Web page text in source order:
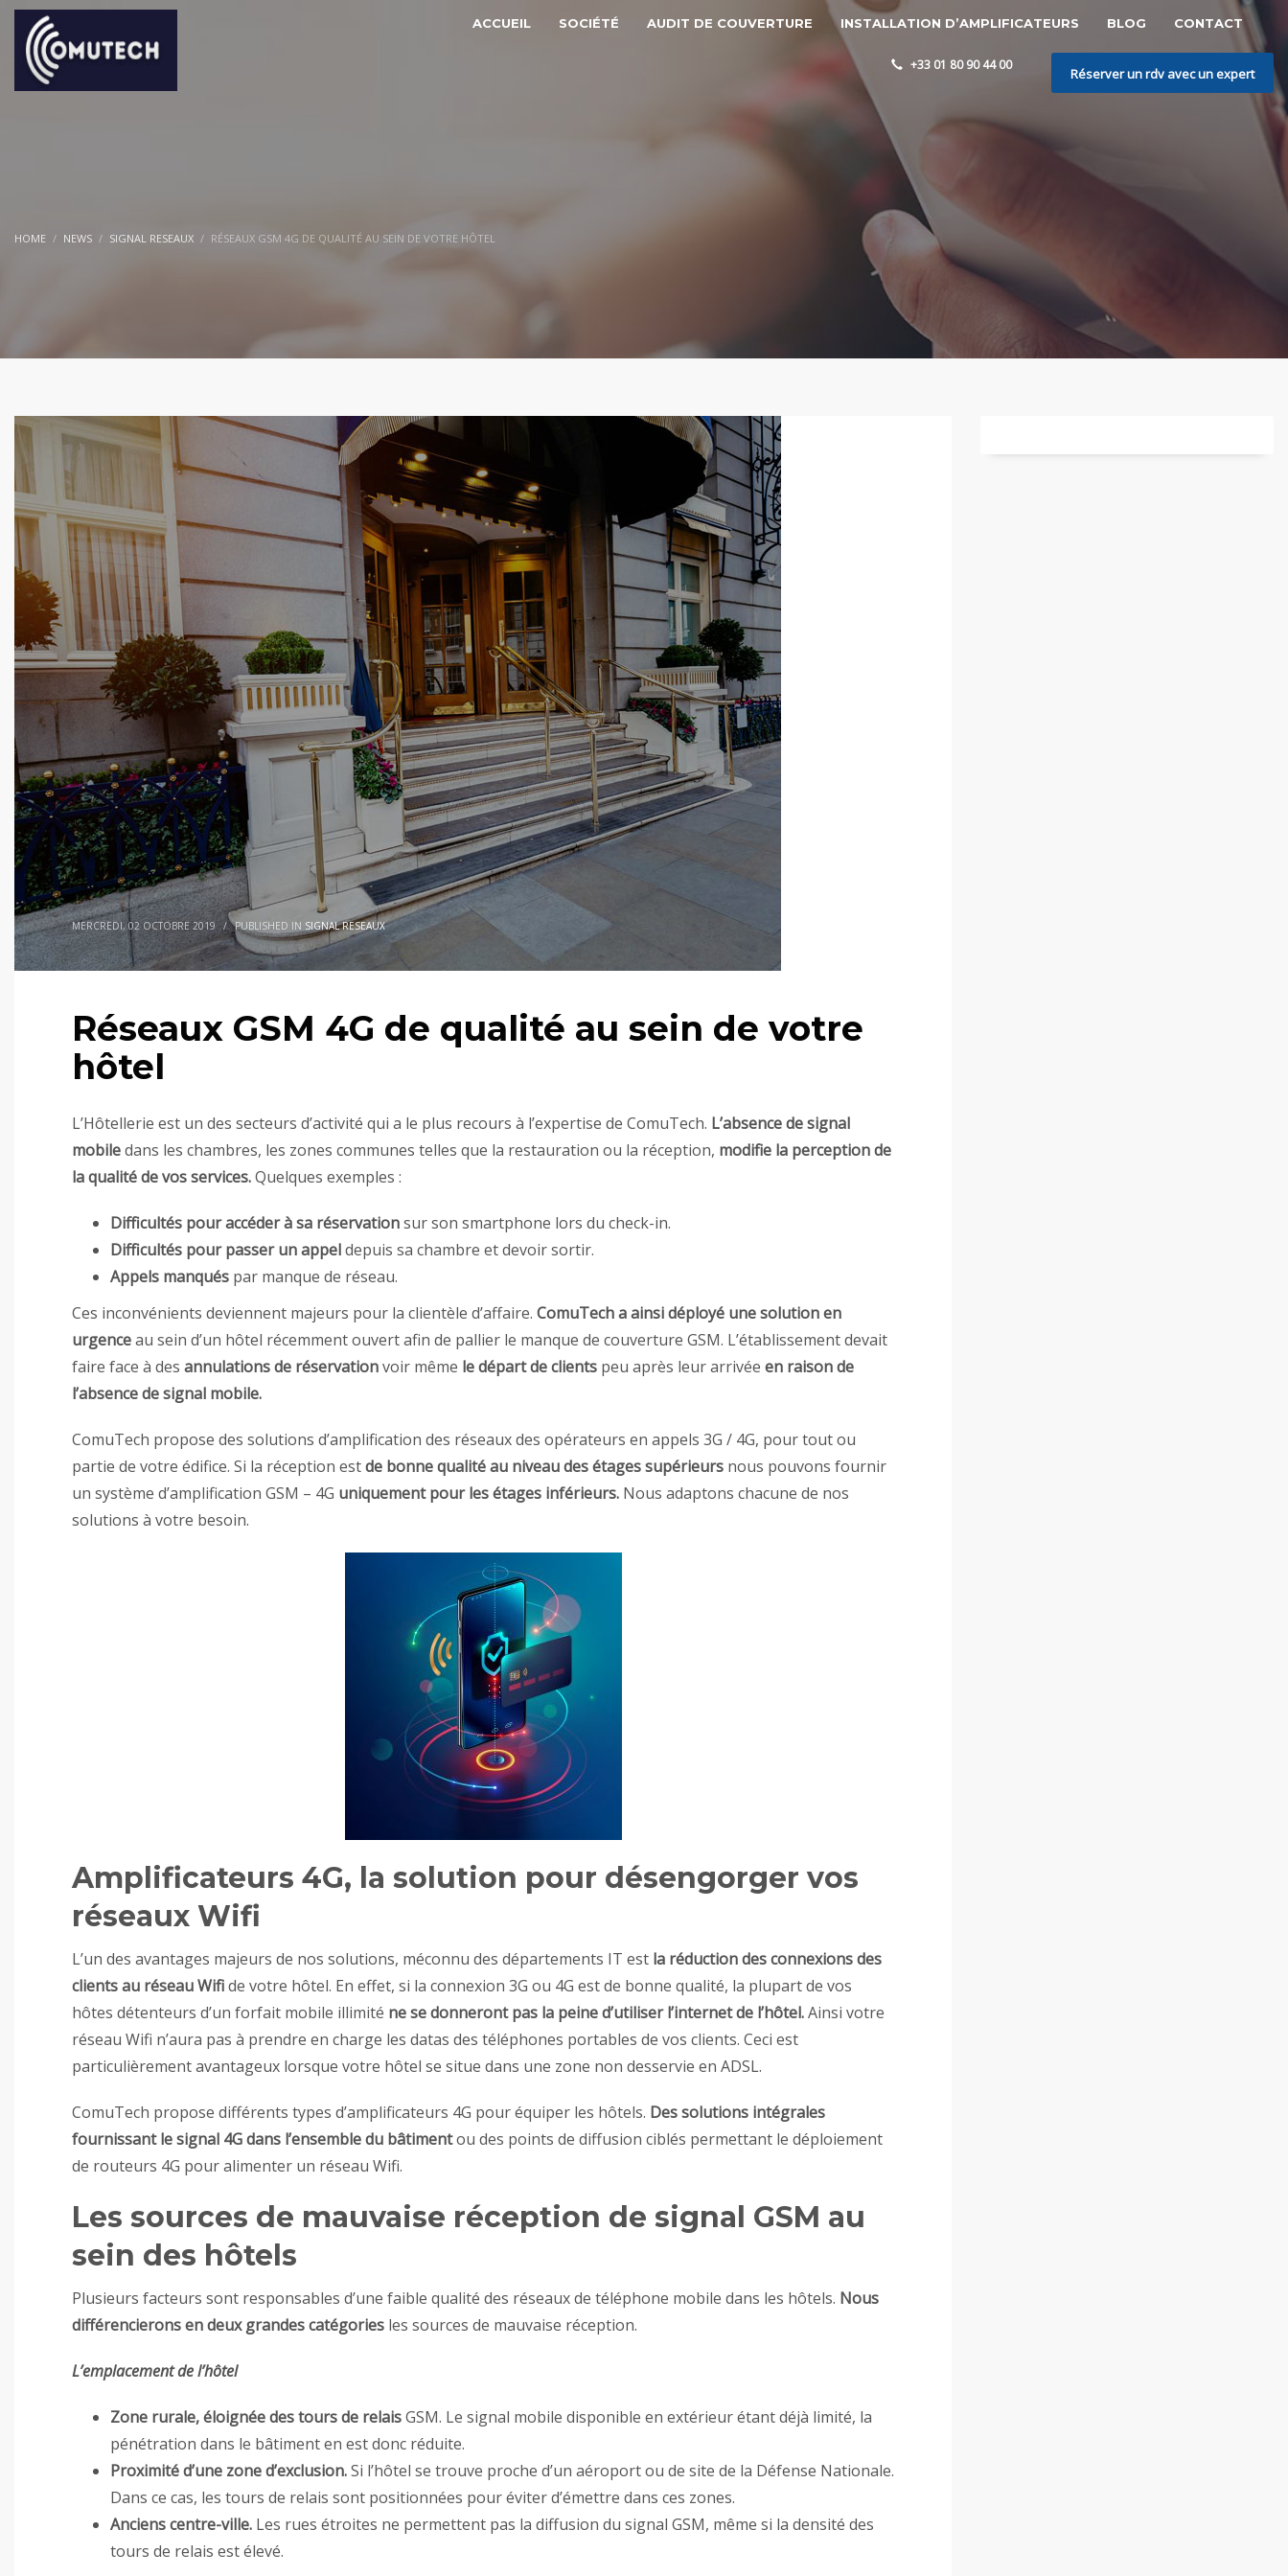
ACCUEIL SOCIÉTÉ AUDIT DE COUVERTURE INSTALLATION D’AMPLIFICATEURS BLOG CONTACT
+33 01 80 90 44 00
Réserver un rdv avec un expert
HOME NEWS SIGNAL RESEAUX RÉSEAUX GSM 4G DE QUALITÉ AU SEIN DE VOTRE HÔTEL
MERCREDI, 02 OCTOBRE 2019 / PUBLISHED IN SIGNAL RESEAUX
Réseaux GSM 4G de qualité au sein de votre
hôtel
L’Hôtellerie est un des secteurs d’activité qui a le plus recours à l’expertise de ComuTech. L’absence de signal
mobiledans les chambres, les zones communes telles que la restauration ou la réception, modifie la perception de
la qualité de vos services.Quelques exemples :
Difficultés pour accéder à sa réservationsur son smartphone lors du check-in.
Difficultés pour passer un appeldepuis sa chambre et devoir sortir.
Appels manqués par manque de réseau.
Ces inconvénients deviennent majeurs pour la clientèle d’affaire. ComuTech a ainsi déployé une solution en
urgenceau sein d’un hôtel récemment ouvert afin de pallier le manque de couverture GSM. L’établissement devait
faire face à des annulations de réservationvoir même le départ de clients peu après leur arrivée en raison de
l’absence de signal mobile.
ComuTech propose des solutions d’amplification des réseaux des opérateurs en appels 3G / 4G, pour tout ou
partie de votre édifice. Si la réception estde bonne qualité au niveau des étages supérieurs nous pouvons fournir
un système d’amplification GSM – 4G uniquement pour les étages inférieurs. Nous adaptons chacune de nos
solutions à votre besoin.
Amplificateurs 4G, la solution pour désengorger vos
réseaux Wifi
L’un des avantages majeurs de nos solutions, méconnu des départements IT est la réduction des connexions des
clients au réseau Wifide votre hôtel. En effet, si la connexion 3G ou 4G est de bonne qualité, la plupart de vos
hôtes détenteurs d’un forfait mobile illimité ne se donneront pas la peine d’utiliser l’internet de l’hôtel.Ainsi votre
réseau Wifi n’aura pas à prendre en charge les datas des téléphones portables de vos clients. Ceci est
particulièrement avantageux lorsque votre hôtel se situe dans une zone non desservie en ADSL.
ComuTech propose différents types d’amplificateurs 4G pour équiper les hôtels. Des solutions intégrales
fournissant le signal 4G dans l’ensemble du bâtimentou des points de diffusion ciblés permettant le déploiement
de routeurs 4G pour alimenter un réseau Wifi.
Les sources de mauvaise réception de signal GSM au
sein des hôtels
Plusieurs facteurs sont responsables d’une faible qualité des réseaux de téléphone mobile dans les hôtels. Nous
différencierons en deux grandes catégories les sources de mauvaise réception.
L’emplacement de l’hôtel
Zone rurale, éloignée des tours de relaisGSM. Le signal mobile disponible en extérieur étant déjà limité, la
pénétration dans le bâtiment en est donc réduite.
Proximité d’une zone d’exclusion.Si l’hôtel se trouve proche d’un aéroport ou de site de la Défense Nationale.
Dans ce cas, les tours de relais sont positionnées pour éviter d’émettre dans ces zones.
Anciens centre-ville. Les rues étroites ne permettent pas la diffusion du signal GSM, même si la densité des
tours de relais est élevé.